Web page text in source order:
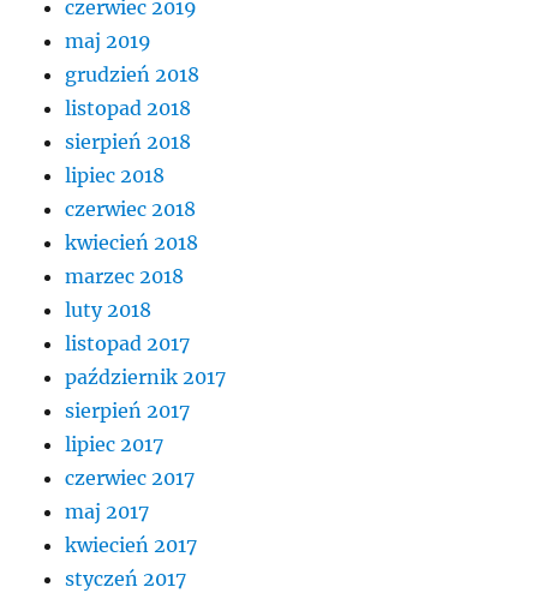
czerwiec 2019
maj 2019
grudzień 2018
listopad 2018
sierpień 2018
lipiec 2018
czerwiec 2018
kwiecień 2018
marzec 2018
luty 2018
listopad 2017
październik 2017
sierpień 2017
lipiec 2017
czerwiec 2017
maj 2017
kwiecień 2017
styczeń 2017